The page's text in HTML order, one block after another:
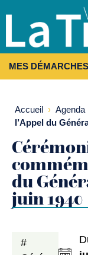
MES DÉMARCHES
Accueil › Agenda
l’Appel du
du
juin 1940
#